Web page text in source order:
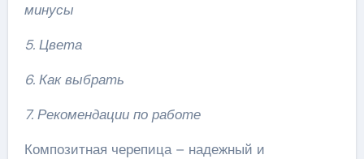
минусы
5. Цвета
6. Как выбрать
7. Рекомендации по работе
Композитная черепица – надежный и